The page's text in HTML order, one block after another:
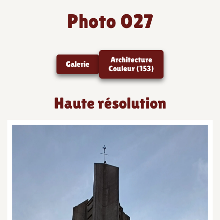
Photo 027
Galerie
Architecture
Couleur (153)
Haute résolution